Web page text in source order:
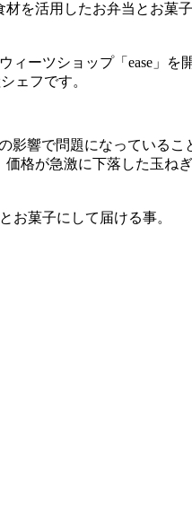
を活用したお弁当とお菓
ーツショップ「ease」
ェフです。
響で問題になっている
格が急激に下落した玉ね
お菓子にして届ける事。